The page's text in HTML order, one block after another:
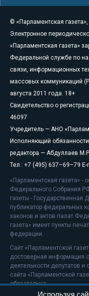
© «Парламентская газета»,
Электронное
«Парламентская газета»
Федеральной службе по
связи, информационных
массовых коммуникаций
августа 2011 года. 18+
Свидетельство о
46097
Учредитель — АНО
Исполняющий обязанности
редактора — Абдуллаев
Тел.: +7 (495) 637–69–79 E-
«Парламентская газета»
Федерального Собрания
газеты -
публикатор федеральных
законов и актов палат
газета» имеет пункты
федерации.
Сайт «Парламентской
достоверная информация
деятельности депутатов
сайта «Парламентской
обязательна.
Используя